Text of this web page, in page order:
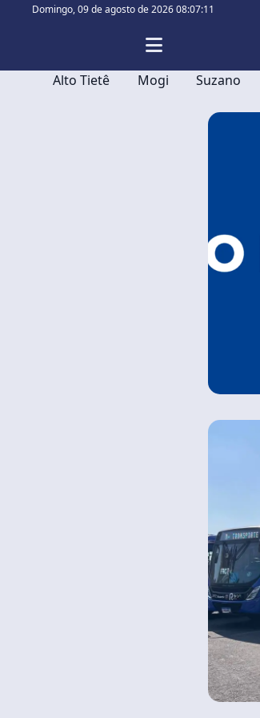
Domingo,09 de agosto de 2026 08:07:11
Alto Tietê Mogi Suzano